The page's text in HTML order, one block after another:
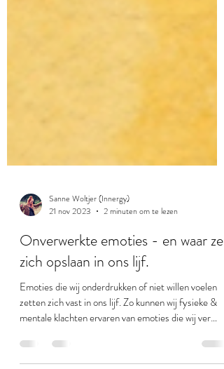
Sanne Woltjer (Innergy)
21 nov 2023
2 minuten om te lezen
Onverwerkte emoties - en waar ze
zich opslaan in ons lijf.
zetten zich vast in ons lijf. Zo kunnen wij fysieke &